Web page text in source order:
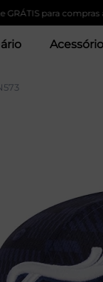
para compras acima